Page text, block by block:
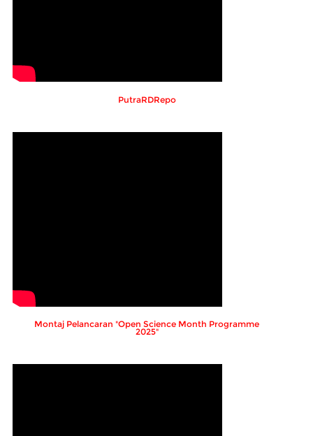
PutraRDRepo
Montaj Pelancaran "Open Science Month Programme
2025"